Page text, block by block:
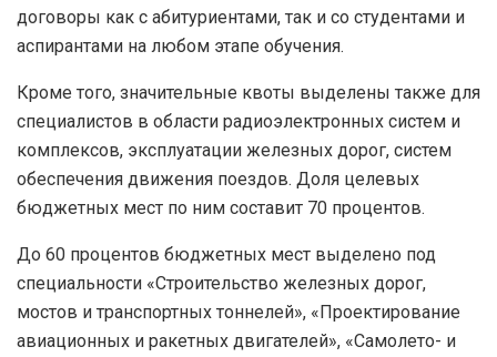
договоры как с абитуриентами, так и со студентами и
аспирантами на любом этапе обучения.
Кроме того, значительные квоты выделены также для
специалистов в области радиоэлектронных систем и
комплексов, эксплуатации железных дорог, систем
обеспечения движения поездов. Доля целевых
бюджетных мест по ним составит 70 процентов.
До 60 процентов бюджетных мест выделено под
специальности «Строительство железных дорог,
мостов и транспортных тоннелей», «Проектирование
авиационных и ракетных двигателей», «Самолето- и